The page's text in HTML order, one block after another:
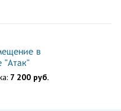
в
"Атак"
7 200 руб.